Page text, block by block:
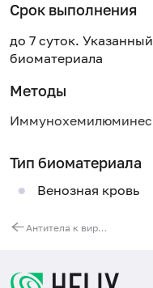
Срок выполнения
до 7 суток.
биоматериала
Методы
Тип биоматериала
Венозная кровь
Антитела к вирусу гепатита C (anti-HCV), ИФА